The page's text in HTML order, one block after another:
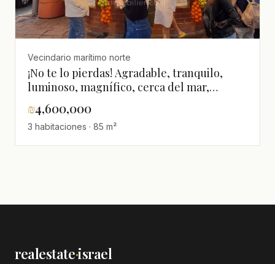
Vecindario marítimo norte
¡No te lo pierdas! Agradable, tranquilo,
luminoso, magnífico, cerca del mar,
renovado, espacioso
₪4,600,000
3 habitaciones · 85 m²
realestate·israel